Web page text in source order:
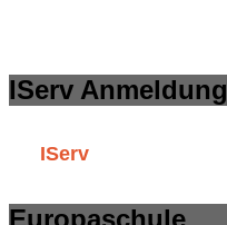
IServ Anmeldung
IServ